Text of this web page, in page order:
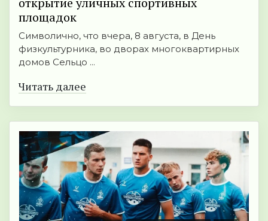
площадок
Символично, что вчера, 8 августа, в День
физкультурника, во дворах многоквартирных
домов Сельцо ...
Читать далее